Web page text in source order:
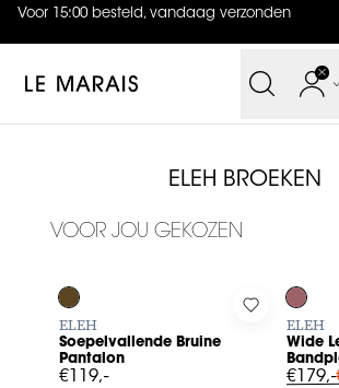
Voor 15:00 besteld, vandaag verzonden
4.9 uit5 (737 reviews)
Le Marais
ELEH BROEKEN
VOOR JOU GEKOZEN
Log in to add Soepelvallende Bruine
ELEH
Soepelvallende Bruine
Pantalon
€119,-
Log in to
ELEH
Wide
€179,-